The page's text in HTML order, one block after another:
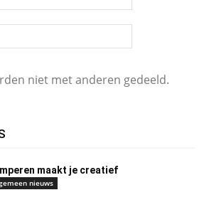
niet met anderen gedeeld.
maakt je creatief
nieuws